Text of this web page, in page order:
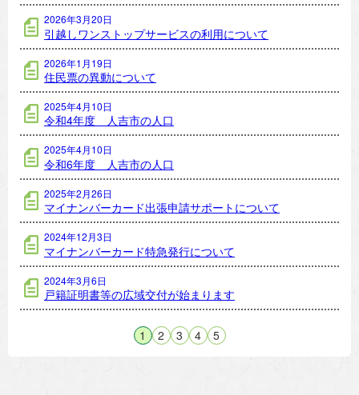
2026年3月20日
引越しワンストップサービスの利用について
2026年1月19日
住民票の異動について
2025年4月10日
令和4年度 人吉市の人口
2025年4月10日
令和6年度 人吉市の人口
2025年2月26日
マイナンバーカード出張申請サポートについて
2024年12月3日
マイナンバーカード特急発行について
2024年3月6日
戸籍証明書等の広域交付が始まります
1 2 3 4 5